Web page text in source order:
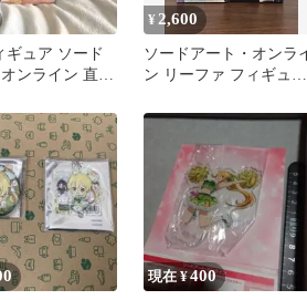
ギュア ソード
ンライン 直葉
¥ 2,600
ソードアート・オンラ
ン リーファ フィギュア
現在 ¥400